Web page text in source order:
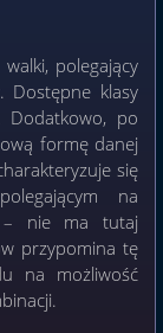
polegający
Dostępne klasy
Dodatkowo, po
formę danej
się
na
– nie ma tutaj
przypomina tę
na możliwość